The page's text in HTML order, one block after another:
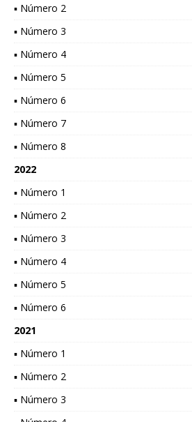
▪ Número 2
▪ Número 3
▪ Número 4
▪ Número 5
▪ Número 6
▪ Número 7
▪ Número 8
2022
▪ Número 1
▪ Número 2
▪ Número 3
▪ Número 4
▪ Número 5
▪ Número 6
2021
▪ Número 1
▪ Número 2
▪ Número 3